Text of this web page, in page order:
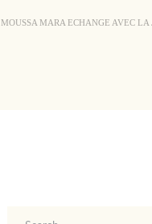
MOUSSA MARA ECHANGE AVEC LA